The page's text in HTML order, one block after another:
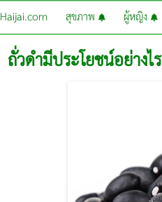
Haijai.com สุขภาพ ผู้หญิง
ถั่วดำมีประโยชน์อย่างไร